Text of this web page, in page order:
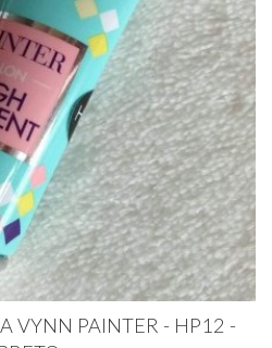
VYNN PAINTER - HP12 -